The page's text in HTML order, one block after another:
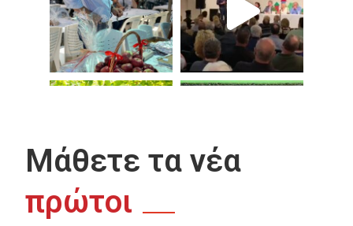
Μάθετε τα νέα
πρώτοι